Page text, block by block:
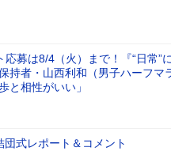
募は8/4（火）まで！『“日常”
持者・山西利和（男子ハーフマ
と相性がいい」
団式レポート＆コメント